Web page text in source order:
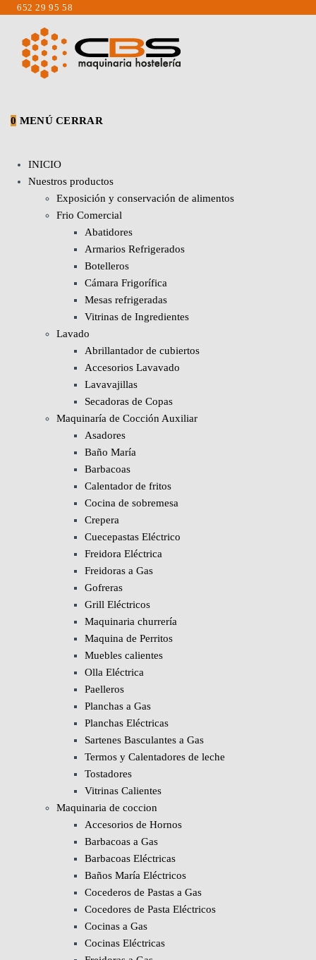
Saltar
contenido
652 29 95 58
0 MENÚ CERRAR
INICIO
Nuestros productos
Exposición y conservación de alimentos
Frio Comercial
Abatidores
Armarios Refrigerados
Botelleros
Cámara Frigorífica
Mesas refrigeradas
Vitrinas de Ingredientes
Lavado
Abrillantador de cubiertos
Accesorios Lavavado
Lavavajillas
Secadoras de Copas
Maquinaría de Cocción Auxiliar
Asadores
Baño María
Barbacoas
Calentador de fritos
Cocina de sobremesa
Crepera
Cuecepastas Eléctrico
Freidora Eléctrica
Freidoras a Gas
Gofreras
Grill Eléctricos
Maquinaria churrería
Maquina de Perritos
Muebles calientes
Olla Eléctrica
Paelleros
Planchas a Gas
Planchas Eléctricas
Sartenes Basculantes a Gas
Termos y Calentadores de leche
Tostadores
Vitrinas Calientes
Maquinaria de coccion
Accesorios de Hornos
Barbacoas a Gas
Barbacoas Eléctricas
Baños María Eléctricos
Cocederos de Pastas a Gas
Cocedores de Pasta Eléctricos
Cocinas a Gas
Cocinas Eléctricas